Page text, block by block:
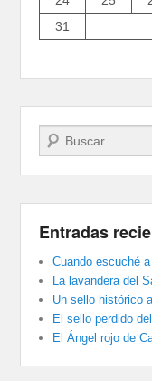
31
Buscar
Entradas
Cuando escuché
La lavandera del
Un sello histórico
El sello perdido
El Ángel rojo de